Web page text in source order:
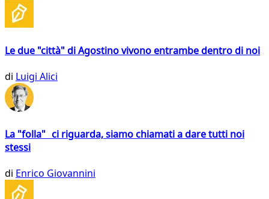
Le due "città" di Agostino vivono entrambe dentro di noi
di Luigi Alici
La "folla" ci riguarda, siamo chiamati a dare tutti noi
stessi
di Enrico Giovannini